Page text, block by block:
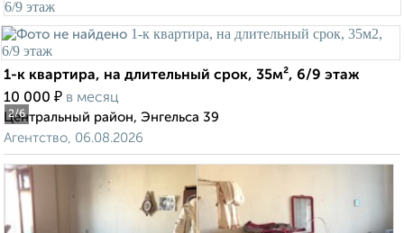
2/6
1-к квартира, на длительный срок, 35м², 6/9 этаж
10 000 ₽ в месяц
Центральный район, Энгельса 39
Агентство, 06.08.2026